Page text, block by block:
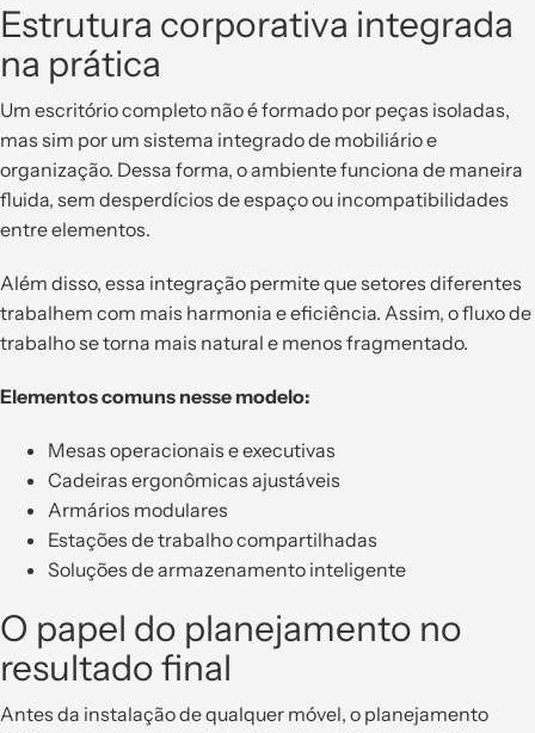
Estrutura corporativa integrada
na prática
Um escritório completo não é formado por peças isoladas,
mas sim por um sistema integrado de mobiliário e
organização. Dessa forma, o ambiente funciona de maneira
fluida, sem desperdícios de espaço ou incompatibilidades
entre elementos.
Além disso, essa integração permite que setores diferentes
trabalhem com mais harmonia e eficiência. Assim, o fluxo de
trabalho se torna mais natural e menos fragmentado.
Elementos comuns nesse modelo:
Mesas operacionais e executivas
Cadeiras ergonômicas ajustáveis
Armários modulares
Estações de trabalho compartilhadas
Soluções de armazenamento inteligente
O papel do planejamento no
resultado final
Antes da instalação de qualquer móvel, o planejamento